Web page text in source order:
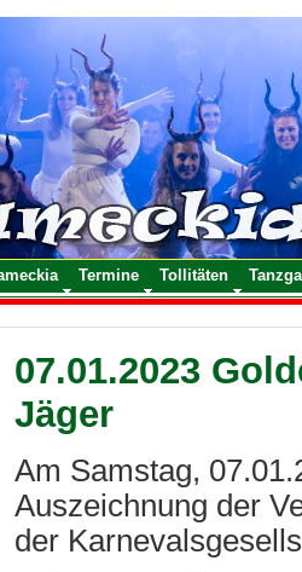
Termine Tollitäten
07.01.2023
Jäger
Am Samstag,
Auszeichnung der
der